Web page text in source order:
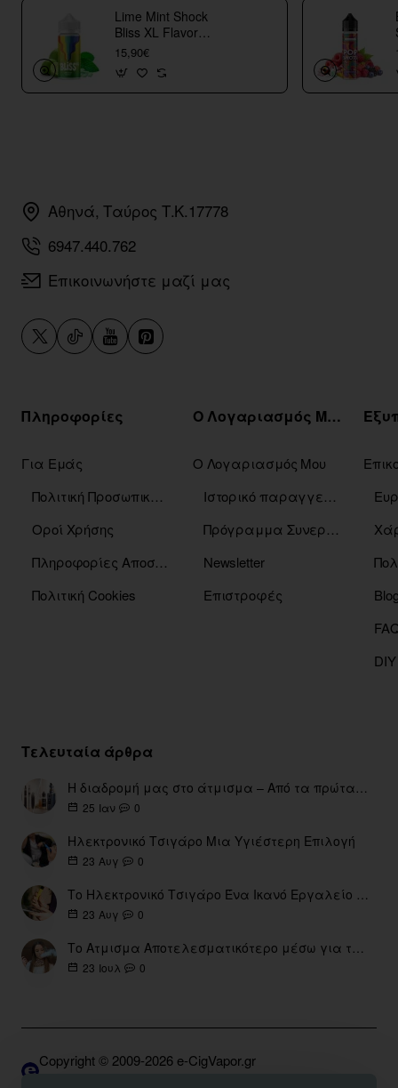
Lime Mint Shock
Bliss XL Flavor
Shots
15,90€
Αθηνά, Ταύρος Τ.Κ.17778
6947.440.762
Επικοινωνήστε μαζί μας
Πληροφορίες
Για Εμάς
Πολιτική Προσωπικών Δεδομένων
Οροί Χρήσης
Πληροφορίες Αποστόλης
Πολιτική Cookies
Ο Λογαριασμός Μου
Ο Λογαριασμός Μου
Ιστορικό παραγγελιών
Πρόγραμμα Συνεργατών
Newsletter
Επιστροφές
Τελευταία άρθρα
Η διαδρομή μας στο άτμισμα – Από τα πρώτα eGo έως τη σύγχρονη εποχή
25 Ιαν 0
Ηλεκτρονικό Τσιγάρο Μια Υγιέστερη Επιλογή
23 Αυγ 0
Το Ηλεκτρονικό Τσιγάρο Ένα Ικανό Εργαλείο για τη Διακοπή του Καπνίσματος
23 Αυγ 0
Το Ατμισμα Αποτελεσματικότερο μέσω για την διακοπή Καπνίσματος
23 Ιουλ 0
Copyright © 2009-2026 e-CigVapor.gr